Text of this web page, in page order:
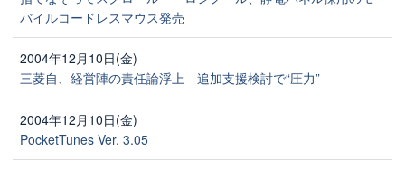
バイルコードレスマウス発売
2004年12月10日(金)
三菱自、経営陣の責任論浮上 追加支援検討で“圧力”
2004年12月10日(金)
PocketTunes Ver. 3.05